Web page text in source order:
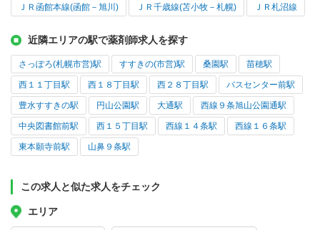
ＪＲ函館本線(函館－旭川) ＪＲ千歳線(苫小牧－札幌) ＪＲ札沼線
近隣エリアの駅で薬剤師求人を探す
さっぽろ(札幌市営)駅 すすきの(市営)駅 桑園駅 苗穂駅
西１１丁目駅 西１８丁目駅 西２８丁目駅 バスセンター前駅
豊水すすきの駅 円山公園駅 大通駅 西線９条旭山公園通駅
中央図書館前駅 西１５丁目駅 西線１４条駅 西線１６条駅
東本願寺前駅 山鼻９条駅
この求人と似た求人をチェック
エリア